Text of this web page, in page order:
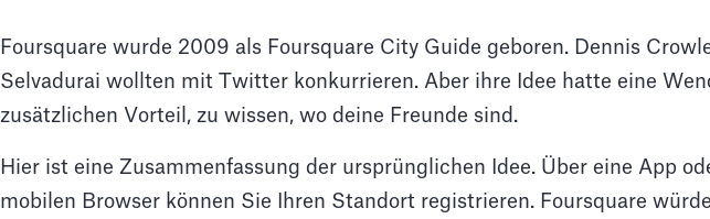
Foursquare wurde 2009 als Foursquare City Guide geboren. Dennis
Selvadurai wollten mit Twitter konkurrieren. Aber ihre Idee hatte eine
zusätzlichen Vorteil, zu wissen, wo deine Freunde sind.
Hier ist eine Zusammenfassung der ursprünglichen Idee. Über eine App
mobilen Browser können Sie Ihren Standort registrieren. Foursquare